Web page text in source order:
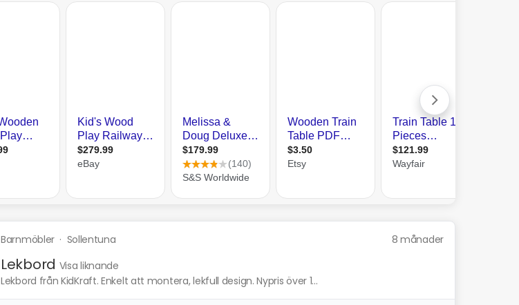
Barnmöbler · Sollentuna 8 månader
Lekbord Visa liknande
Lekbord från KidKraft. Enkelt att montera, lekfull design. Nypris över 1...